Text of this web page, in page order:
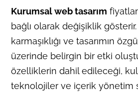
Kurumsal web tasarım
bağlı olarak değişiklik
karmaşıklığı ve tasarımın
üzerinde belirgin bir etki
özelliklerin dahil edileceği,
teknolojiler ve içerik yönetim